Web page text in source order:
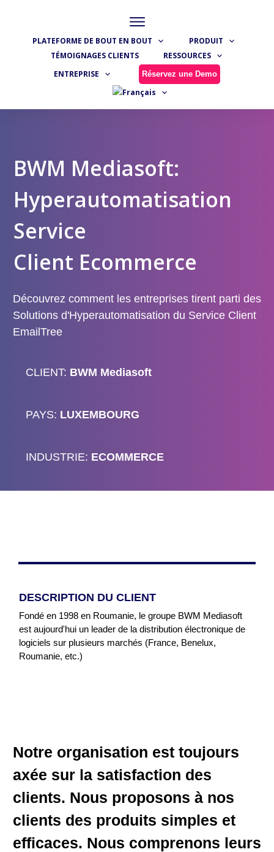
PLATEFORME DE BOUT EN BOUT
PRODUIT
TÉMOIGNAGES CLIENTS
RESSOURCES
ENTREPRISE
Réservez une Demo
BWM Mediasoft:
Hyperautomatisation
Service
Client Ecommerce
Découvrez comment les entreprises tirent parti des
Solutions d'Hyperautomatisation du Service Client
EmailTree
CLIENT: BWM Mediasoft
PAYS: LUXEMBOURG
INDUSTRIE: ECOMMERCE
DESCRIPTION DU CLIENT
Fondé en 1998 en Roumanie, le groupe BWM Mediasoft
est aujourd'hui un leader de la distribution électronique de
logiciels sur plusieurs marchés (France, Benelux,
Roumanie, etc.)
Notre organisation est toujours
axée sur la satisfaction des
clients. Nous proposons à nos
clients des produits simples et
efficaces. Nous comprenons leurs